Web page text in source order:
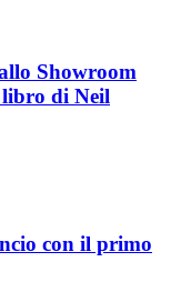
Showroom
libro di Neil
con il primo